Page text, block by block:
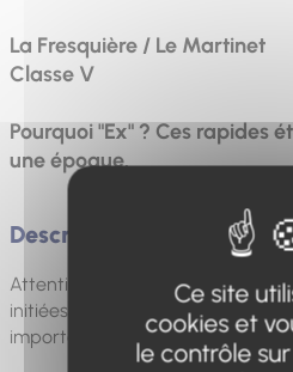
La Fresquière / Le Martinet
Classe V
Pourquoi "Ex" ? Ces rapides
une époque.
Description
Attention, cette section reste
initiées et expérimentées.
important.
Ce site
cookies et
le contrôle